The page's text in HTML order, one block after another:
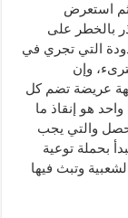
ثم استعرض
بالخطر على
التي تجري في
وإن
عريضة تضم كل
هو إنقاذ ما
والتي يجب
بحملة توعية
وتبث فيها